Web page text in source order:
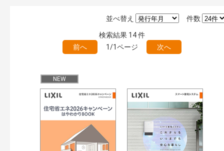
旧版（WEBカタログ）
キーワード検索（あいまい）
おすすめハッシュタグ
まずはここから（36）
施工イメージ・アイデア集（29）
リフォームおすすめ（59）
省エネ住宅関連（14）
補助金・優遇制度を知る（5）
カタログ一覧＆使い方（8）
件数
並べ替え
検索結果 14件
前へ
1/1ページ 次へ
NEW